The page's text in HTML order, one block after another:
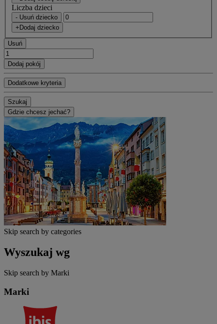
Liczba dzieci
- Usuń dziecko
+Dodaj dziecko
Usuń
Dodaj pokój
Dodatkowe kryteria
Szukaj
Gdzie chcesz jechać?
Skip search by categories
Wyszukaj wg
Skip search by Marki
Marki